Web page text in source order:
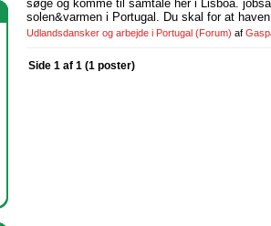
søge og komme til samtale her i Lisboa.
solen&varmen i Portugal. Du skal for at
Udlandsdansker og arbejde i Portugal (Forum) af
Side 1 af 1 (1 poster)